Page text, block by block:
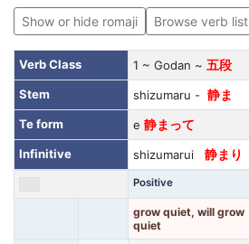
Show or hide romaji Browse verb list
Verb Class 1 ~ Godan ~ 五段
Stem
shizumaru - 静ま
Te form
e 静まって
Infinitive
shizumarui 静まり
Positive
grow quiet, will grow
quiet